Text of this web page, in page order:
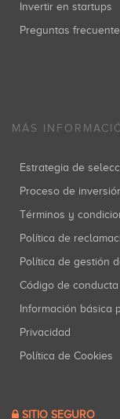
Invertir en startups
Preguntas
MÁS
Estrategia de
Proceso de
Términos y
Política de
Política de gestión
Código de conducta
Información básica
Privacidad
Política de Cookies
SITIO SEGURO